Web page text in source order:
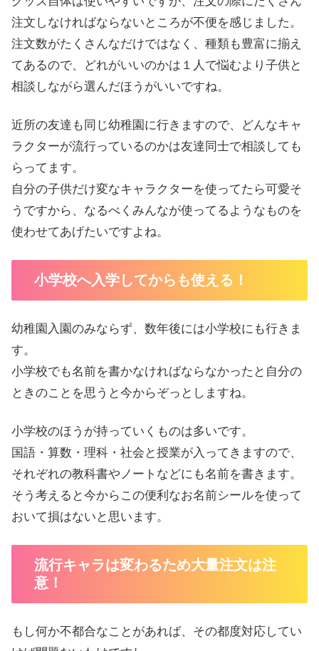
注文しなければならないところが不便を感じました。
注文数がたくさんなだけではなく、種類も豊富に揃え
てあるので、どれがいいのかは１人で悩むより子供と
相談しながら選んだほうがいいですね。
近所の友達も同じ幼稚園に行きますので、どんなキャ
ラクターが流行っているのかは友達同士で相談しても
らってます。
自分の子供だけ変なキャラクターを使ってたら可愛そ
うですから、なるべくみんなが使ってるようなものを
使わせてあげたいですよね。
小学校へ入学してからも使える！
幼稚園入園のみならず、数年後には小学校にも行きま
す。
小学校でも名前を書かなければならなかったと自分の
ときのことを思うと今からぞっとしますね。
小学校のほうが持っていくものは多いです。
国語・算数・理科・社会と授業が入ってきますので、
それぞれの教科書やノートなどにも名前を書きます。
そう考えると今からこの便利なお名前シールを使って
おいて損はないと思います。
流行キャラは変わるため大量注文は注
意！
もし何か不都合なことがあれば、その都度対応してい